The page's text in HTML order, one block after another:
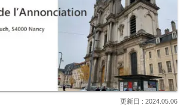
2024.05.06